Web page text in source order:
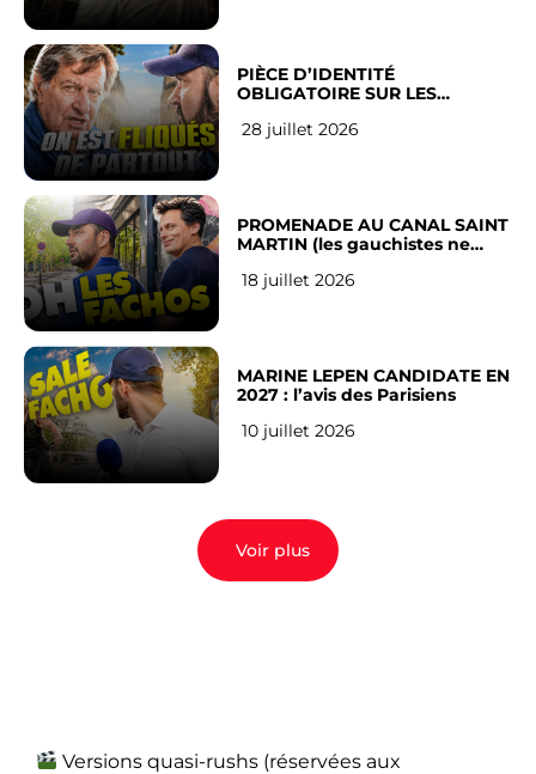
PIÈCE D’IDENTITÉ
OBLIGATOIRE SUR LES
Français
28 juillet 2026
PROMENADE AU CANAL SAINT
MARTIN (les gauchistes ne
18 juillet 2026
MARINE LEPEN CANDIDATE EN
2027 : l’avis des Parisiens
10 juillet 2026
Voir plus
Versions quasi-rushs (réservées aux